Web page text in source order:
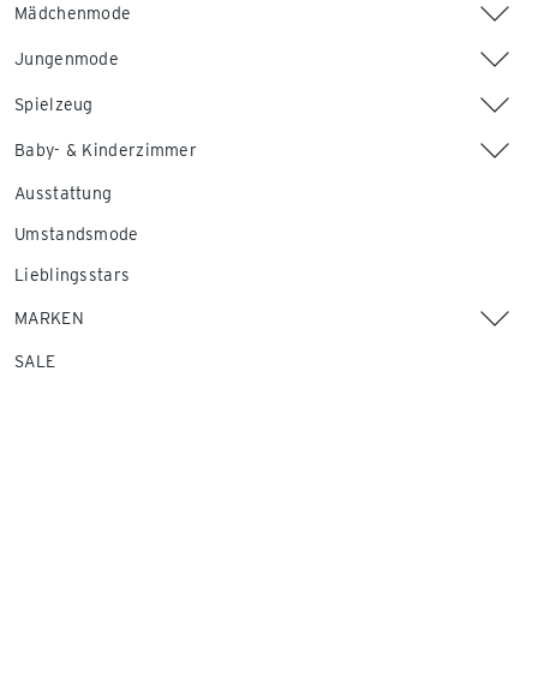
Mädchenmode
Jungenmode
Spielzeug
Baby- & Kinderzimmer
Ausstattung
Umstandsmode
Lieblingsstars
MARKEN
SALE